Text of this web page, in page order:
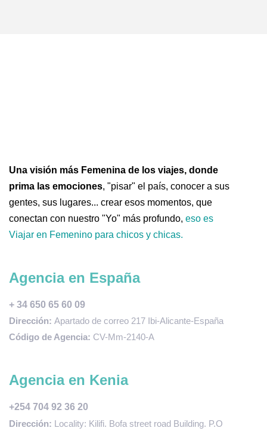
Una visión más Femenina de los viajes, donde
prima las emociones, "pisar" el país, conocer a sus
gentes, sus lugares... crear esos momentos, que
conectan con nuestro "Yo" más profundo, eso es
Viajar en Femenino para chicos y chicas.
Agencia en España
+ 34 650 65 60 09
Dirección: Apartado de correo 217 Ibi-Alicante-España
Código de Agencia: CV-Mm-2140-A
Agencia en Kenia
+254 704 92 36 20
Dirección: Locality: Kilifi. Bofa street road Building. P.O